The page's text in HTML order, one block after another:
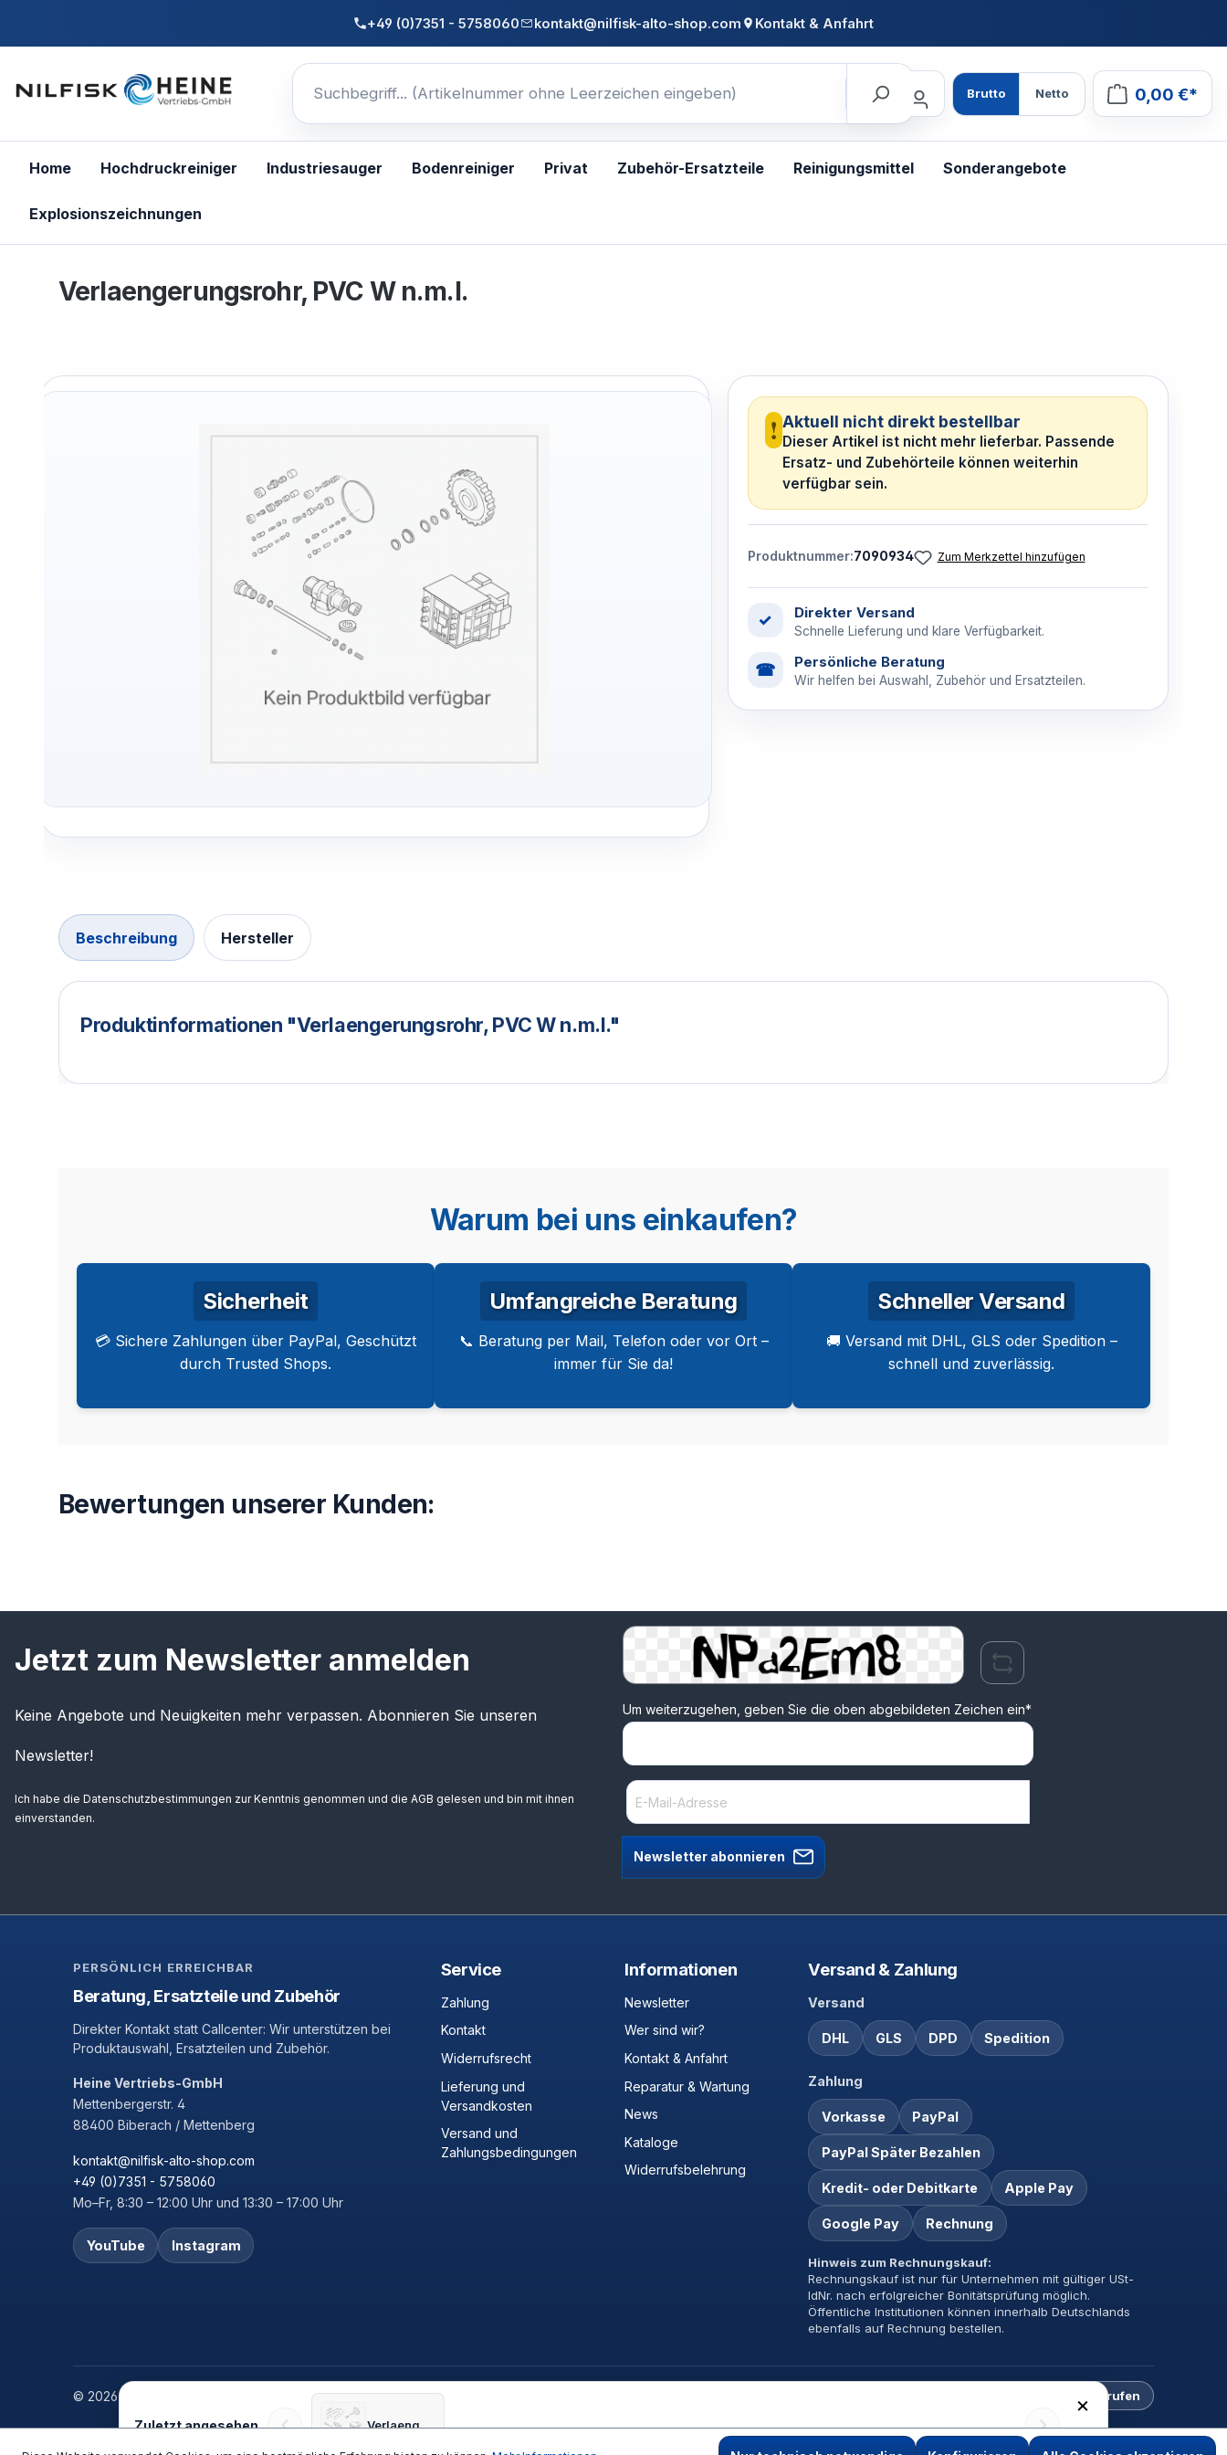
+49 (0)7351 - 5758060 kontakt@nilfisk-alto-shop.com Kontakt & Anfahrt
Brutto Netto 0,00 €*
Home Hochdruckreiniger Industriesauger Bodenreiniger Privat Zubehör-Ersatzteile Reinigungsmittel Sonderangebote
Explosionszeichnungen
Verlaengerungsrohr, PVC W n.m.l.
! Aktuell nicht direkt bestellbar
Dieser Artikel ist nicht mehr lieferbar. Passende
Ersatz- und Zubehörteile können weiterhin
verfügbar sein.
Produktnummer:7090934 Zum Merkzettel hinzufügen
✓ Direkter Versand
Schnelle Lieferung und klare Verfügbarkeit.
☎ Persönliche Beratung
Wir helfen bei Auswahl, Zubehör und Ersatzteilen.
Beschreibung Hersteller
Produktinformationen "Verlaengerungsrohr, PVC W n.m.l."
Warum bei uns einkaufen?
Sicherheit
💳 Sichere Zahlungen über PayPal, Geschützt
durch Trusted Shops.
Umfangreiche Beratung
📞 Beratung per Mail, Telefon oder vor Ort –
immer für Sie da!
Schneller Versand
🚚 Versand mit DHL, GLS oder Spedition –
schnell und zuverlässig.
Bewertungen unserer Kunden:
Jetzt zum Newsletter anmelden
Keine Angebote und Neuigkeiten mehr verpassen. Abonnieren Sie unseren
Newsletter!
Ich habe die Datenschutzbestimmungen zur Kenntnis genommen und die AGB gelesen und bin mit ihnen
einverstanden.
Um weiterzugehen, geben Sie die oben abgebildeten Zeichen ein*
Newsletter abonnieren
PERSÖNLICH ERREICHBAR
Beratung, Ersatzteile und Zubehör
Direkter Kontakt statt Callcenter: Wir unterstützen bei
Produktauswahl, Ersatzteilen und Zubehör.
Heine Vertriebs-GmbH
Mettenbergerstr. 4
88400 Biberach / Mettenberg
kontakt@nilfisk-alto-shop.com
+49 (0)7351 - 5758060
Mo–Fr, 8:30 – 12:00 Uhr und 13:30 – 17:00 Uhr
YouTube Instagram
Service
Zahlung
Kontakt
Widerrufsrecht
Lieferung und
Versandkosten
Versand und
Zahlungsbedingungen
Informationen
Newsletter
Wer sind wir?
Kontakt & Anfahrt
Reparatur & Wartung
News
Kataloge
Widerrufsbelehrung
Versand & Zahlung
Versand
DHL GLS DPD Spedition
Zahlung
Vorkasse PayPal
PayPal Später Bezahlen
Kredit- oder Debitkarte Apple Pay
Google Pay Rechnung
Hinweis zum Rechnungskauf:
Rechnungskauf ist nur für Unternehmen mit gültiger USt-
IdNr. nach erfolgreicher Bonitätsprüfung möglich.
Öffentliche Institutionen können innerhalb Deutschlands
ebenfalls auf Rechnung bestellen.
© 2026 Heine Vertriebs GmbH Vertrag widerrufen
Zuletzt angesehen ‹ Verlaengerungsrohr, PVC W n.m.l. ›
×